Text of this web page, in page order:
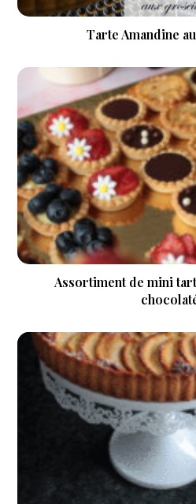
Tarte Amandine
Assortiment de mini